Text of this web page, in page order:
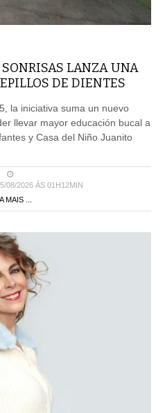
LANZA UNA
DE DIENTES
la iniciativa suma un nuevo
llevar mayor educación bucal a
y Casa del Niño Juanito
08/2026 ÀS 01H12MIN
MAIS ...